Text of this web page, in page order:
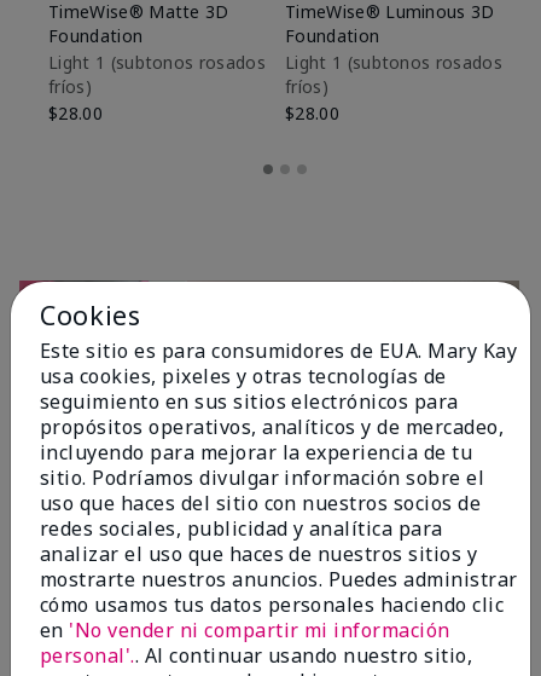
TimeWise® Matte 3D
Foundation
Light 1​ (subtonos rosados
fríos)
$28.00
TimeWise® Luminous 3D
Foundation
Light 1​ (subtonos rosados
fríos)
$28.00
OPINIONES
4.7
10 Reseñas
Cookies
Este sitio es para consumidores de EUA. Mary Kay
usa cookies, pixeles y otras tecnologías de
seguimiento en sus sitios electrónicos para
propósitos operativos, analíticos y de mercadeo,
incluyendo para mejorar la experiencia de tu
sitio. Podríamos divulgar información sobre el
uso que haces del sitio con nuestros socios de
redes sociales, publicidad y analítica para
analizar el uso que haces de nuestros sitios y
mostrarte nuestros anuncios. Puedes administrar
cómo usamos tus datos personales haciendo clic
en 'No vender ni compartir mi información
personal'.. Al continuar usando nuestro sitio,